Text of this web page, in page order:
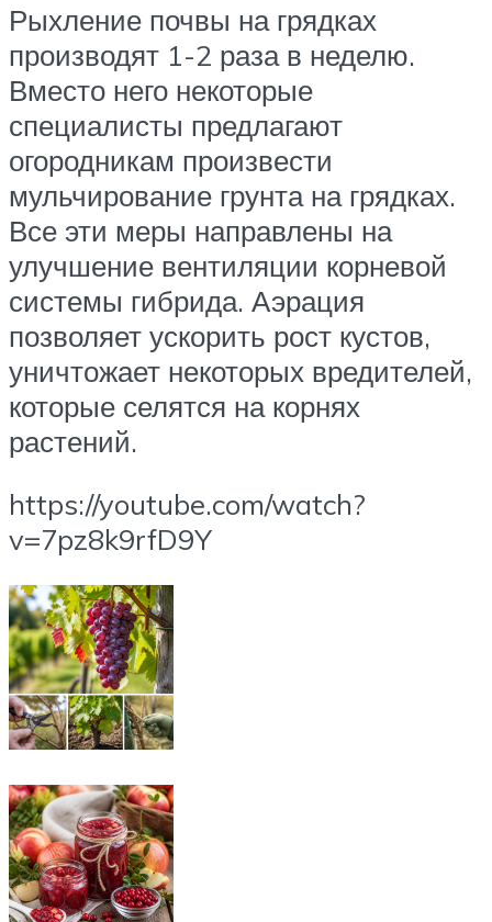
Рыхление почвы на грядках
производят 1-2 раза в неделю.
Вместо него некоторые
специалисты предлагают
огородникам произвести
мульчирование грунта на грядках.
Все эти меры направлены на
улучшение вентиляции корневой
системы гибрида. Аэрация
позволяет ускорить рост кустов,
уничтожает некоторых вредителей,
которые селятся на корнях
растений.
https://youtube.com/watch?
v=7pz8k9rfD9Y